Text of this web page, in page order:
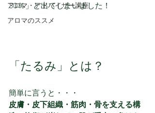
アロマ・アドバイザー講座
アロマのススメ
30％」と出てしまいました！
「たるみ」とは？
簡単に言うと・・・
皮膚・皮下組織・筋肉・骨を支える構